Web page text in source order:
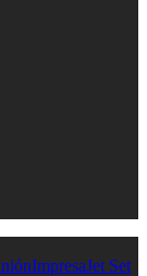
ImpresaJet Set